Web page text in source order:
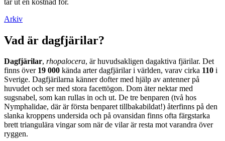
Arkiv
Vad är dagfjärilar?
Dagfjärilar, rhopalocera, är huvudsakligen dagaktiva fjärilar. Det
finns över 19 000 kända arter dagfjärilar i världen, varav cirka 110 i
Sverige. Dagfjärilarna känner dofter med hjälp av antenner på
huvudet och ser med stora facettögon. Dom äter nektar med
sugsnabel, som kan rullas in och ut. De tre benparen (två hos
Nymphalidae, där är första benparet tillbakabildat!) återfinns på den
slanka kroppens undersida och på ovansidan finns ofta färgstarka
brett triangulära vingar som när de vilar är resta mot varandra över
ryggen.